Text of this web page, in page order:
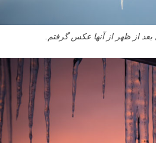
از ظهر از آنها عکس گرفتم.